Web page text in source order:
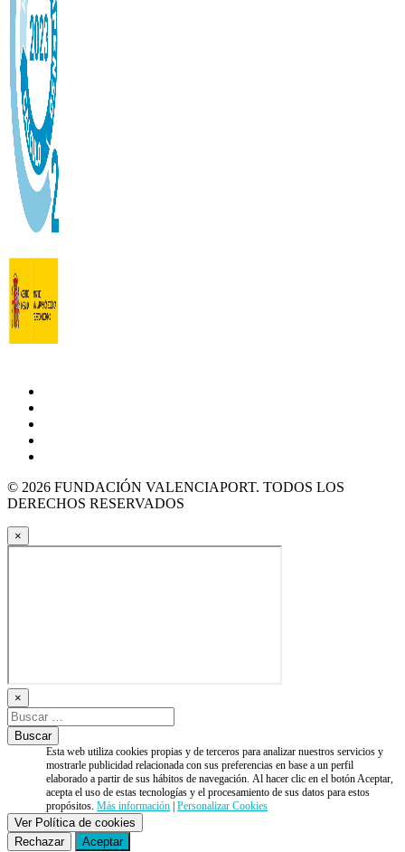
© 2026 FUNDACIÓN VALENCIAPORT. TODOS LOS
DERECHOS RESERVADOS
×
×
Esta web utiliza cookies propias y de terceros para analizar nuestros servicios y
mostrarle publicidad relacionada con sus preferencias en base a un perfil
elaborado a partir de sus hábitos de navegación. Al hacer clic en el botón Aceptar,
acepta el uso de estas tecnologías y el procesamiento de sus datos para estos
propósitos.Más información |Personalizar Cookies
Ver Política de cookies
Rechazar
Aceptar